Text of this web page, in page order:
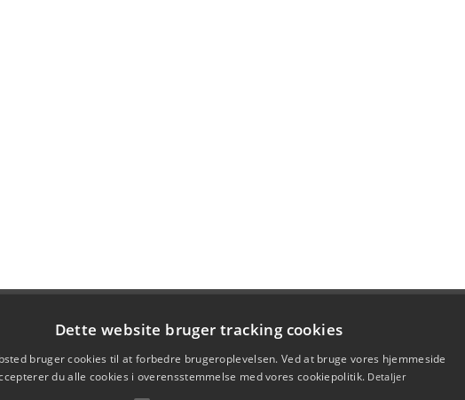
Dette website bruger tracking cookies
bruger cookies til at forbedre brugeroplevelsen. Ved at bruge vores hjemmeside
du alle cookies i overensstemmelse med vores cookiepolitik. Detaljer